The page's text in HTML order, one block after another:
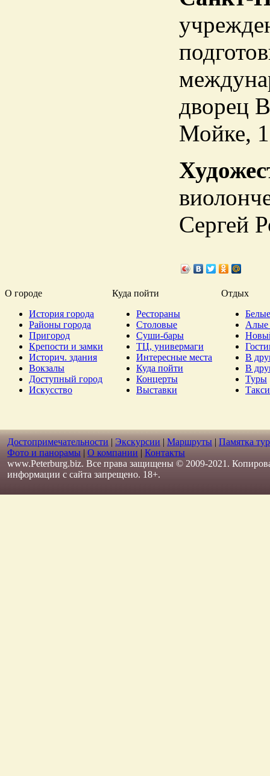
дворец
Мойке,
Сергей
О городе Куда пойти
Отдых
История города
Районы города
Пригород
Крепости и замки
Историч. здания
Вокзалы
Доступный город
Искусство
Рестораны
Столовые
Суши-бары
ТЦ, универмаги
Интересные места
Куда пойти
Концерты
Выставки
Алые
В
В
Туры
Такси
Достопримечательности | Экскурсии | Маршруты | Памятка
Фото и панорамы | О компании | Контакты
www.Peterburg.biz. Все права защищены © 2009-2021.
информации с сайта запрещено. 18+.